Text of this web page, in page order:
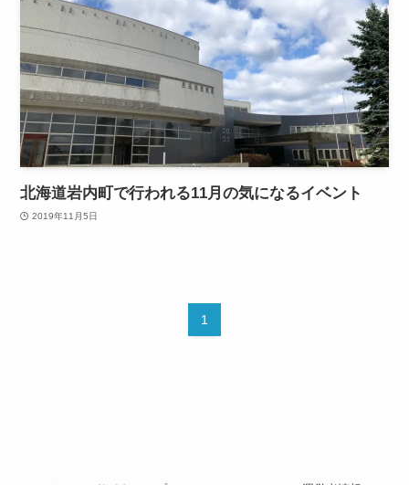
北海道岩内町で行われる11月の気になるイベント
2019年11月5日
1